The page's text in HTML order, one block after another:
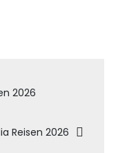
2026
Reisen 2026